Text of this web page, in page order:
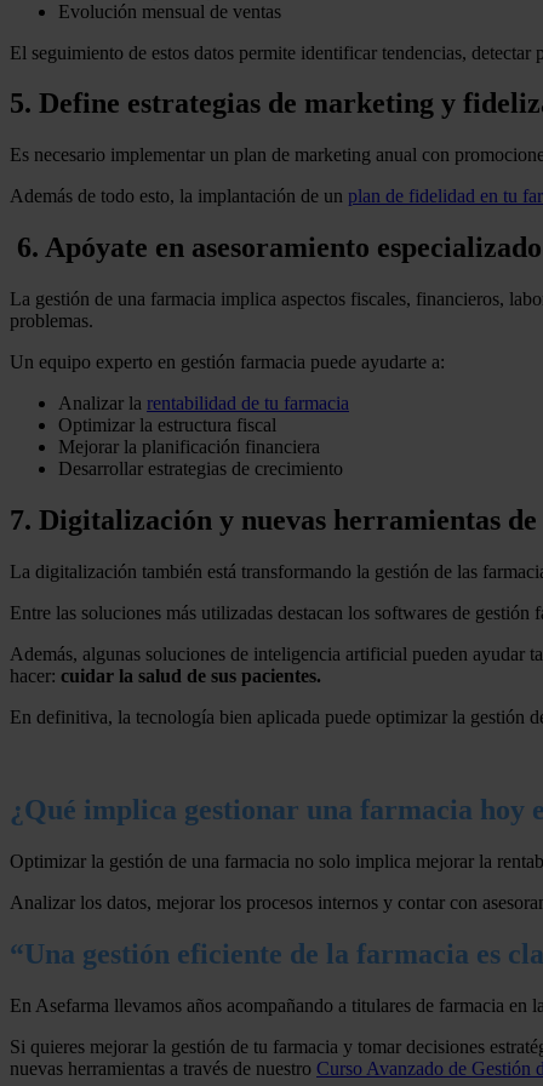
Evolución mensual de ventas
El seguimiento de estos datos permite identificar tendencias,
5. Define estrategias de marketing y
Es necesario implementar un plan de marketing anual con
Además de todo esto, la implantación de un plan de fidelidad en tu
6. Apóyate en asesoramiento especializado
La gestión de una farmacia implica aspectos fiscales, financieros,
problemas.
Un equipo experto en gestión farmacia puede ayudarte a:
Analizar la rentabilidad de tu farmacia
Optimizar la estructura fiscal
Mejorar la planificación financiera
Desarrollar estrategias de crecimiento
7. Digitalización y nuevas herramientas de
La digitalización también está transformando la gestión de las
Entre las soluciones más utilizadas destacan los softwares de
Además, algunas soluciones de inteligencia artificial pueden ayudar
hacer: cuidar la salud de sus pacientes.
En definitiva, la tecnología bien aplicada puede optimizar la gestión
¿Qué implica gestionar una farmacia hoy
Optimizar la gestión de una farmacia no solo implica mejorar la
Analizar los datos, mejorar los procesos internos y contar con
“Una gestión eficiente de la farmacia es
En Asefarma llevamos años acompañando a titulares de farmacia
Si quieres mejorar la gestión de tu farmacia y tomar decisiones
nuevas herramientas a través de nuestro Curso Avanzado de Gestión